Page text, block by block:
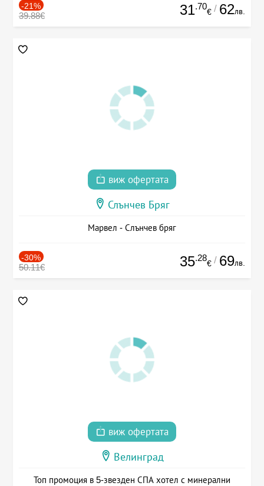
-21%
39.88€ 31.70
€ / 62лв.
виж офертата
Слънчев Бряг
Марвел - Слънчев бряг
-30%
50.11€ 35.28
€ / 69лв.
виж офертата
Велинград
Топ промоция в 5-звезден СПА хотел с минерални